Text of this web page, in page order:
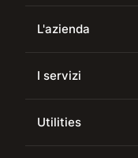
L'azienda
I servizi
Utilities